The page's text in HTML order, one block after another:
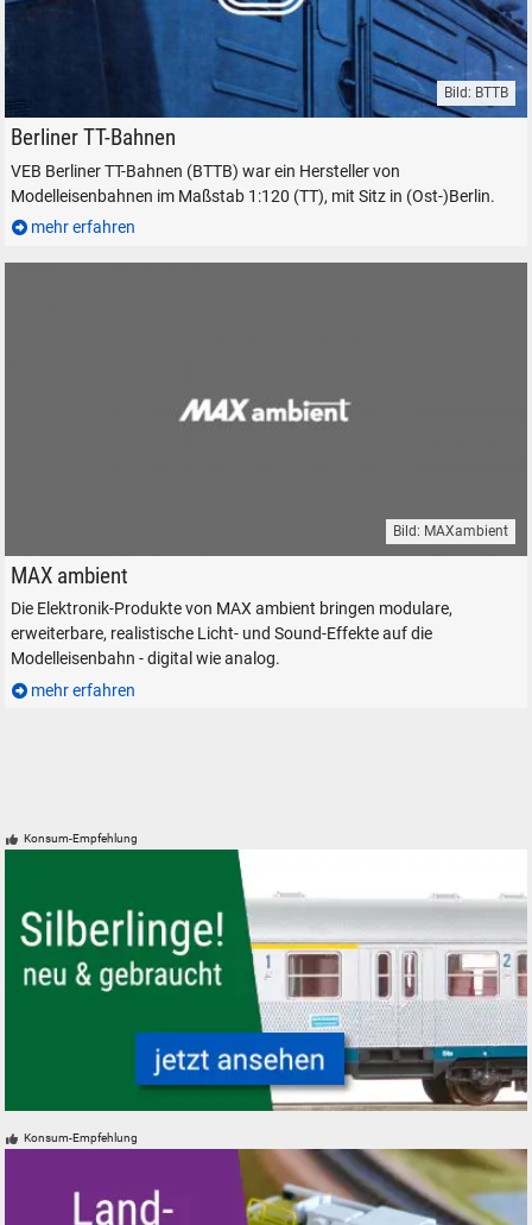
Berliner TT-Bahnen VEB BTTB Modelleisenbahn Spur TT 1:120
Bild: BTTB
Berliner TT-Bahnen
VEB Berliner TT-Bahnen (BTTB) war ein Hersteller von
Modelleisenbahnen im Maßstab 1:120 (TT), mit Sitz in (Ost-)Berlin.
mehr erfahren
MAX ambient Modelleisenbahn-Zubehör Elektronik LED
Bild: MAXambient
MAX ambient
Die Elektronik-Produkte von MAX ambient bringen modulare,
erweiterbare, realistische Licht- und Sound-Effekte auf die
Modelleisenbahn - digital wie analog.
mehr erfahren
Konsum-Empfehlung
Konsum-Empfehlung